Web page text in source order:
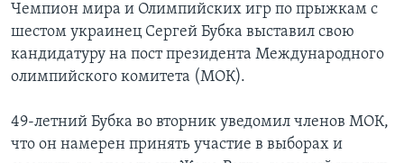
Чемпион мира и Олимпийских игр по прыжкам с
шестом украинец Сергей Бубка выставил свою
кандидатуру на пост президента Международного
олимпийского комитета (МОК).
49-летний Бубка во вторник уведомил членов МОК,
что он намерен принять участие в выборах и